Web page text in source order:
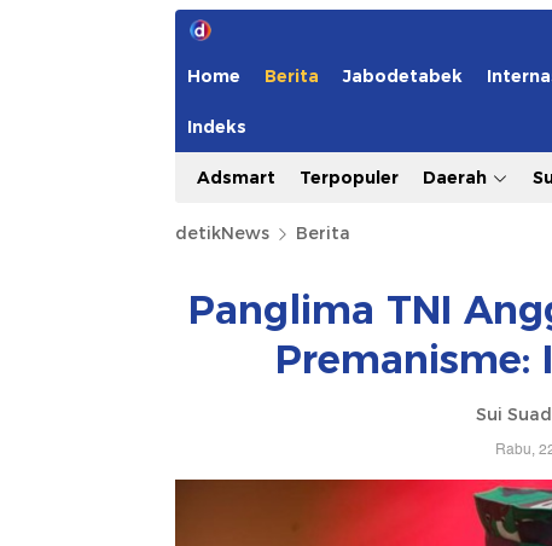
Home Berita Jabodetabek
Indeks
Adsmart Terpopuler Daerah
detikNews Berita
Panglima TNI
Premanisme:
Sui
Rabu,